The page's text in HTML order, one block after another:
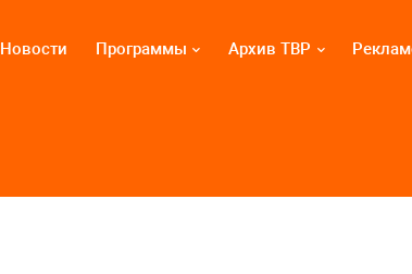
Новости Программы Архив ТВР